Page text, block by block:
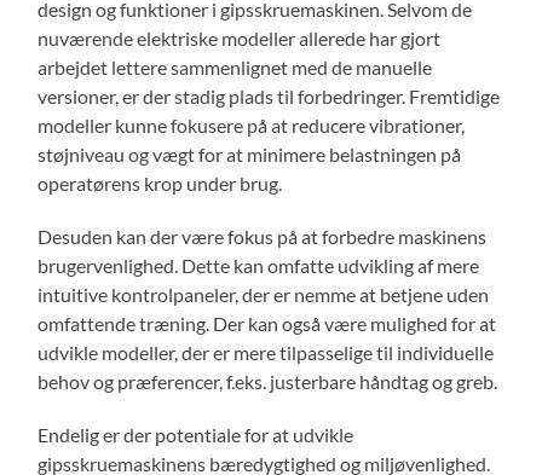
design og funktioner i gipsskruemaskinen. Selvom de
nuværende elektriske modeller allerede har gjort
arbejdet lettere sammenlignet med de manuelle
versioner, er der stadig plads til forbedringer. Fremtidige
modeller kunne fokusere på at reducere vibrationer,
støjniveau og vægt for at minimere belastningen på
operatørens krop under brug.
Desuden kan der være fokus på at forbedre maskinens
brugervenlighed. Dette kan omfatte udvikling af mere
intuitive kontrolpaneler, der er nemme at betjene uden
omfattende træning. Der kan også være mulighed for at
udvikle modeller, der er mere tilpasselige til individuelle
behov og præferencer, f.eks. justerbare håndtag og greb.
Endelig er der potentiale for at udvikle
gipsskruemaskinens bæredygtighed og miljøvenlighed.